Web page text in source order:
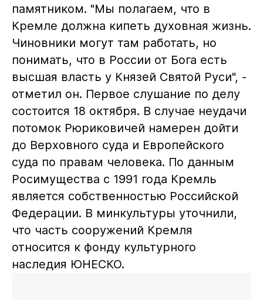
памятником. "Мы полагаем, что в
Кремле должна кипеть духовная жизнь.
Чиновники могут там работать, но
понимать, что в России от Бога есть
высшая власть у Князей Святой Руси", -
отметил он. Первое слушание по делу
состоится 18 октября. В случае неудачи
потомок Рюриковичей намерен дойти
до Верховного суда и Европейского
суда по правам человека. По данным
Росимущества с 1991 года Кремль
является собственностью Российской
Федерации. В минкультуры уточнили,
что часть сооружений Кремля
относится к фонду культурного
наследия ЮНЕСКО.